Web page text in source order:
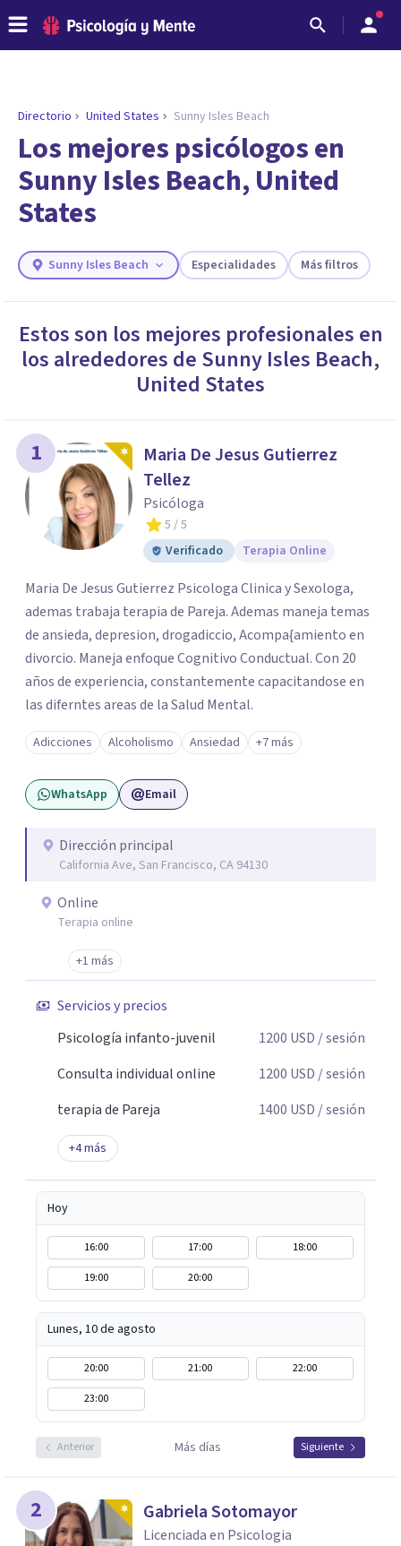
ENCONTRAR MI TERAPEUTA
¿Necesitas ayuda para encontrar el
psicólogo adecuado?
Responde a unas breves preguntas y te ofreceremos
los profesionales que más se ajustan a tus
Responder cuestionario
Directorio United States Sunny Isles Beach
Los mejores psicólogos en
Sunny Isles Beach, United
States
Sunny Isles Beach Especialidades Más filtros
Estos son los mejores profesionales en
los alrededores de Sunny Isles Beach,
United States
1
Maria De Jesus Gutierrez
Tellez
Psicóloga
5 / 5
Verificado
Terapia Online
Maria De Jesus Gutierrez Psicologa Clinica y Sexologa,
ademas trabaja terapia de Pareja. Ademas maneja temas
de ansieda, depresion, drogadiccio, Acompa{amiento en
divorcio. Maneja enfoque Cognitivo Conductual. Con 20
años de experiencia, constantemente capacitandose en
las diferntes areas de la Salud Mental.
Adicciones Alcoholismo Ansiedad +7 más
WhatsApp Email
Dirección principal
California Ave, San Francisco, CA 94130
Online
Terapia online
+1 más
Servicios y precios
Psicología infanto-juvenil
1200 USD / sesión
Consulta individual online
1200 USD / sesión
terapia de Pareja
1400 USD / sesión
+4más
Hoy
16:00 17:00
18:00
19:00
20:00
Lunes, 10 de agosto
20:00 21:00
22:00
23:00
Anterior Más días Siguiente
2 Gabriela Sotomayor
Licenciada en Psicologia